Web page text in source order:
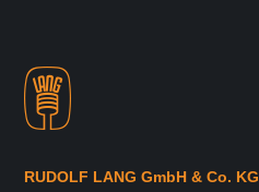
RUDOLF LANG GmbH & Co. KG